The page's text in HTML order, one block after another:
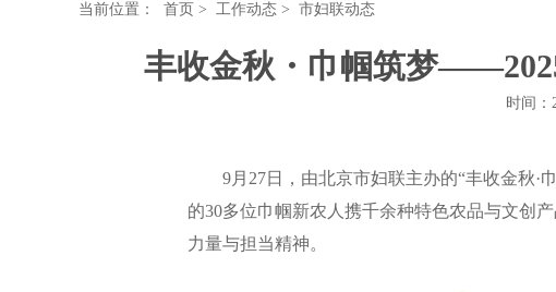
当前位置： 首页 > 工作动态 > 市妇联动态
丰收金秋・巾帼筑梦
时间
9月27日，由北京市妇联主办的“丰收金秋·
的30多位巾帼新农人携千余种特色农品与文创
力量与担当精神。